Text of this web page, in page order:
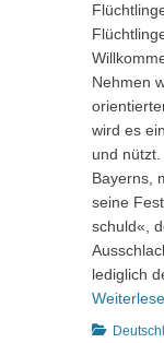
Nehmen
wird es
und
Bayerns,
seine
schuld«,
lediglich
Kategorien